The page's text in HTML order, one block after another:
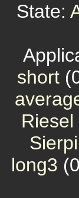
State:
short
long3